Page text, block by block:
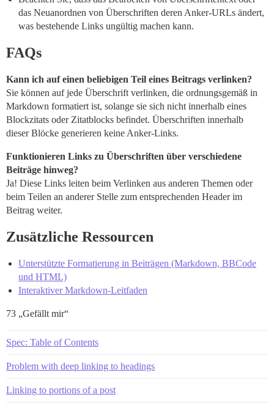
das Neuanordnen von Überschriften deren Anker-URLs ändert,
was bestehende Links ungültig machen kann.
FAQs
Kann ich auf einen beliebigen Teil eines Beitrags verlinken?
Sie können auf jede Überschrift verlinken, die ordnungsgemäß in
Markdown formatiert ist, solange sie sich nicht innerhalb eines
Blockzitats oder Zitatblocks befindet. Überschriften innerhalb
dieser Blöcke generieren keine Anker-Links.
Funktionieren Links zu Überschriften über verschiedene
Beiträge hinweg?
Ja! Diese Links leiten beim Verlinken aus anderen Themen oder
beim Teilen an anderer Stelle zum entsprechenden Header im
Beitrag weiter.
Zusätzliche Ressourcen
Unterstützte Formatierung in Beiträgen (Markdown, BBCode
und HTML)
Interaktiver Markdown-Leitfaden
73 „Gefällt mir“
Spec: Table of Contents
Problem with deep linking to headings
Linking to portions of a post